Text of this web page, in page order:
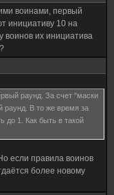
воинами, первый
инициативу 10 на
воинов их инициатива
раунд. За счет "маски
раунд. В то же время за
до 1. Как быть в такой
если правила воинов
более новому